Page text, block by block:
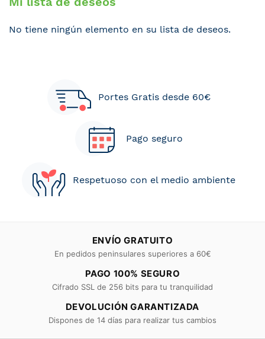
No tiene ningún elemento en su lista de deseos.
Portes Gratis desde 60€
Pago seguro
Respetuoso con el medio ambiente
ENVÍO GRATUITO
En pedidos peninsulares superiores a 60€
PAGO 100% SEGURO
Cifrado SSL de 256 bits para tu tranquilidad
DEVOLUCIÓN GARANTIZADA
Dispones de 14 días para realizar tus cambios